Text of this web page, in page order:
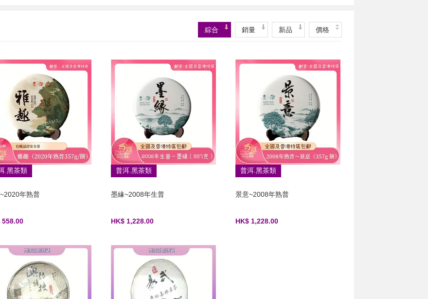
價格
新品
銷量
綜合
.黑茶類
年熟普
558.00
普洱.黑茶類
墨緣~2008年生普
HK$ 1,228.00
普洱.黑茶類
景意~2008年熟普
HK$ 1,228.00